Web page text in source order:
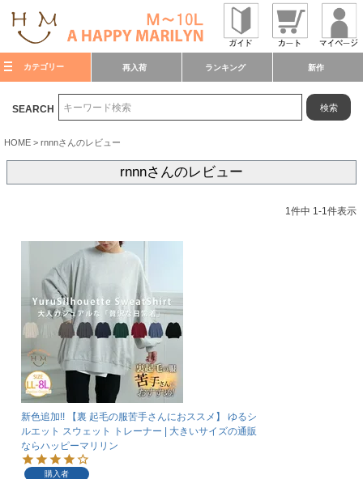
カテゴリー 再入荷 ランキング 新作
SEARCH 検索
HOME rnnnさんのレビュー
rnnnさんのレビュー
1件中 1-1件表示
新色追加!! 【裏 起毛の服苦手さんにおススメ】 ゆるシ
ルエット スウェット トレーナー | 大きいサイズの通販
ならハッピーマリリン
購入者